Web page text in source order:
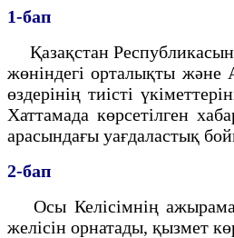
1-бап
Қазақстан
жөнiндегi орталықты және
өздерiнiң тиiстi
Хаттамада көрсетiлген
арасындағы уағдаластық
2-бап
Осы Келiсiмнiң ажырамас
желiсiн орнатады, қызмет